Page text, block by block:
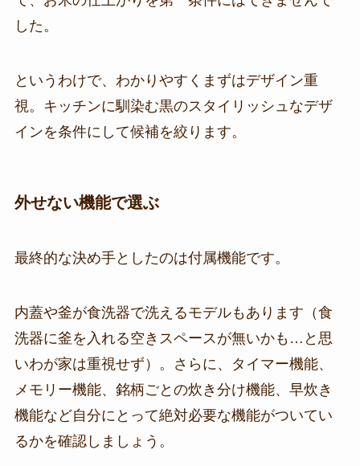
した。
というわけで、わかりやすくまずはデザイン重
視。キッチンに馴染む黒のスタイリッシュなデザ
インを条件にして候補を絞ります。
外せない機能で選ぶ
最終的な決め手としたのは付属機能です。
内蓋や釜が食洗器で洗えるモデルもあります（食
洗器に釜を入れる空きスペースが無いかも…と思
いわが家は重視せず）。さらに、タイマー機能、
メモリー機能、銘柄ごとの炊き分け機能、早炊き
機能など自分にとって絶対必要な機能がついてい
るかを確認しましょう。